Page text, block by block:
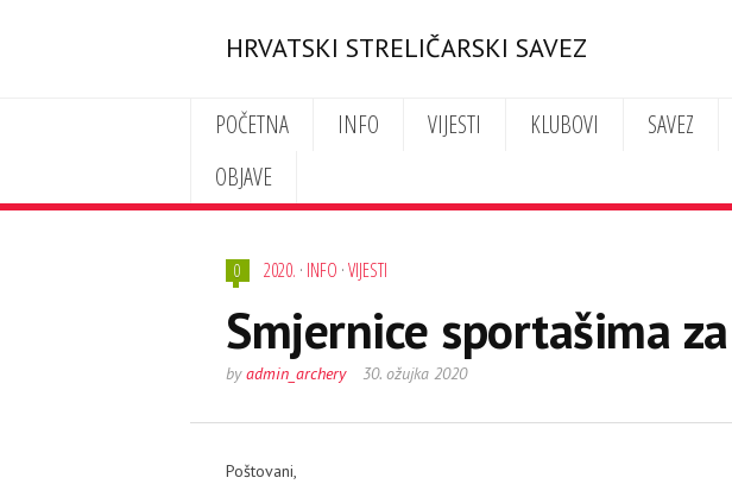
HRVATSKI STRELIČARSKI SAVEZ
POČETNA INFO VIJESTI KLUBOVI SAVEZ
OBJAVE
0 2020. · INFO ·VIJESTI
Smjernice sportašima
byadmin_archery 30. ožujka 2020
Poštovani,